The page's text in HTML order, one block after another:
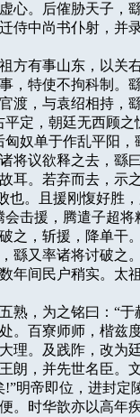
心。后傕胁天子，
侍中尚书仆射，并
方有事山东，以关
，特使不拘科制。
渡，与袁绍相持，
定，朝廷无西顾之
奴单于作乱平阳，
将议欲释之去，繇
耳。若弃而去，示
也。且援刚愎好胜
击援，腾遣子超将
之，斩援，降单干
繇又率诸将讨破之
年间民户稍实。太
熟，为之铭曰：“
。百寮师师，楷兹
理。及践阼，改为
朗，并先世名臣。
明帝即位，进封定
。时华歆亦以高年